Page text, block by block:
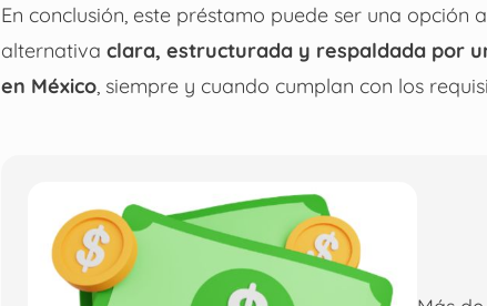
En conclusión, este préstamo puede ser una opción
alternativa clara, estructurada y respaldada por
en México , siempre y cuando cumplan con los